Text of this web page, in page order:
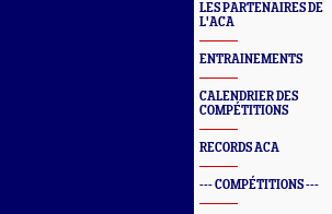
LES PARTENAIRES DE
L'ACA
ENTRAINEMENTS
CALENDRIER DES
COMPÉTITIONS
RECORDS ACA
--- COMPÉTITIONS ---